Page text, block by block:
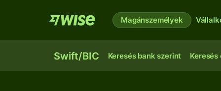
Magánszemélyek
Swift/BIC Keresés bank szerint